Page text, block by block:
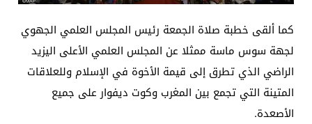
‏كما ألقى خطبة صلاة الجمعة رئيس المجلس العلمي الجهوي
لجهة سوس ماسة ممثلا عن المجلس العلمي الأعلى اليزيد
الراضي الذي تطرق إلى قيمة الأخوة في الإسلام وللعلاقات
المتينة التي تجمع بين المغرب وكوت ديفوار على جميع
الأصعدة.